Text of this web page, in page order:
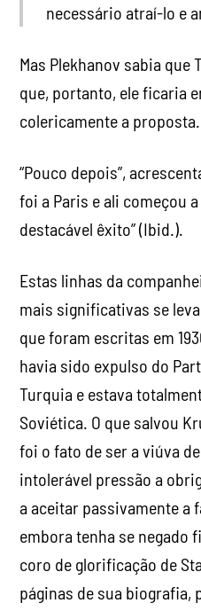
necessário atraí-lo e
Mas Plekhanov sabia
que, portanto, ele ficaria
colericamente a proposta.
“Pouco depois”,
foi a Paris e ali começou
destacável êxito” (Ibid.).
Estas linhas da
mais significativas se
que foram escritas em
havia sido expulso do
Turquia e estava
Soviética. O que salvou
foi o fato de ser a viúva
intolerável pressão a
a aceitar passivamente a
embora tenha se negado
coro de glorificação de
páginas de sua biografia,